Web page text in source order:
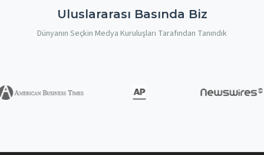
Uluslararası Basında Biz
Dünyanın Seçkin Medya Kuruluşları Tarafından Tanındık